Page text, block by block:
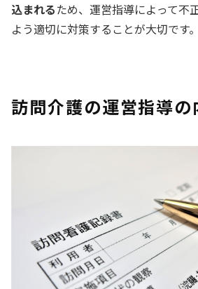
込まれるため、運営指導によって不
よう適切に対策することが大切です。
訪問介護の運営指導の